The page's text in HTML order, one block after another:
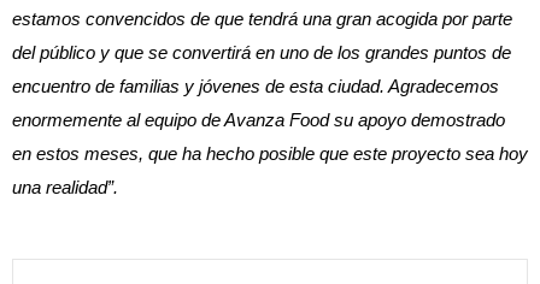
estamos convencidos de que tendrá una gran acogida por parte
del público y que se convertirá en uno de los grandes puntos de
encuentro de familias y jóvenes de esta ciudad. Agradecemos
enormemente al equipo de Avanza Food su apoyo demostrado
en estos meses, que ha hecho posible que este proyecto sea hoy
una realidad”.